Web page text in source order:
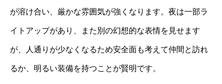
が溶け合い、厳かな雰囲気が強くなります。夜は一部ラ
イトアップがあり、また別の幻想的な表情を見せます
が、人通りが少なくなるため安全面も考えて仲間と訪れ
るか、明るい装備を持つことが賢明です。